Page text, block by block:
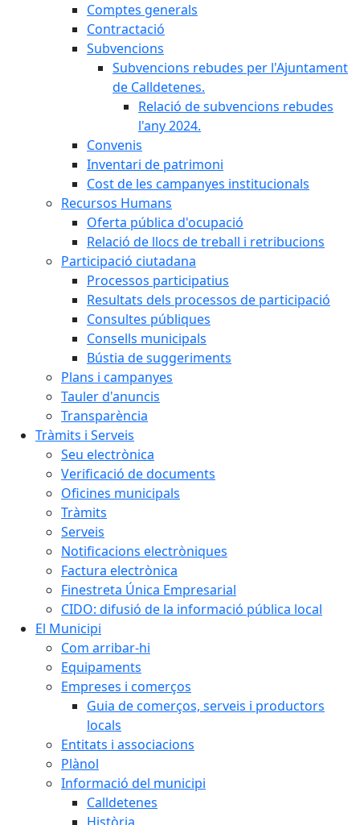
Comptes generals
Contractació
Subvencions
Subvencions rebudes per l'Ajuntament
de Calldetenes.
Relació de subvencions rebudes
l'any 2024.
Convenis
Inventari de patrimoni
Cost de les campanyes institucionals
Recursos Humans
Oferta pública d'ocupació
Relació de llocs de treball i retribucions
Participació ciutadana
Processos participatius
Resultats dels processos de participació
Consultes públiques
Consells municipals
Bústia de suggeriments
Plans i campanyes
Tauler d'anuncis
Transparència
Tràmits i Serveis
Seu electrònica
Verificació de documents
Oficines municipals
Tràmits
Serveis
Notificacions electròniques
Factura electrònica
Finestreta Única Empresarial
CIDO: difusió de la informació pública local
El Municipi
Com arribar-hi
Equipaments
Empreses i comerços
Guia de comerços, serveis i productors
locals
Entitats i associacions
Plànol
Informació del municipi
Calldetenes